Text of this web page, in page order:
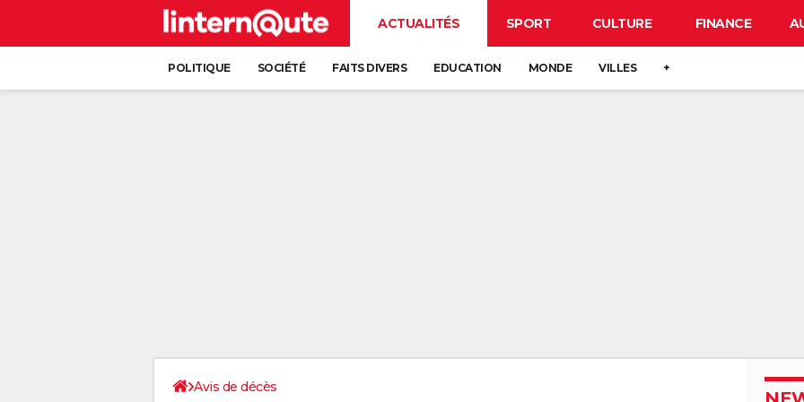
ACTUALITÉS SPORT CULTURE FINANCE
POLITIQUE SOCIÉTÉ FAITS DIVERS EDUCATION MONDE VILLES +
Avis de décès